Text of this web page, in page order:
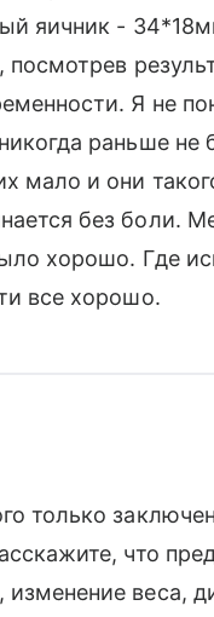
яичник -
Я не
раньше не
мало и они
без боли.
хорошо. Где
все хорошо.
только
что
веса,